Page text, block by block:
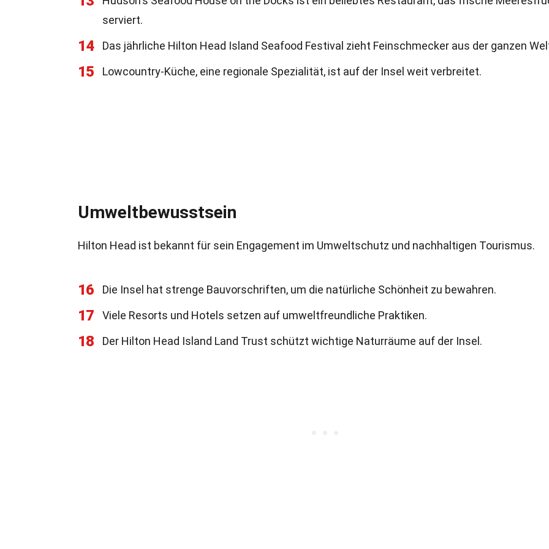
serviert.
14 Das jährliche Hilton Head Island Seafood Festival zieht Feinschmecker aus der ganzen
15 Lowcountry-Küche, eine regionale Spezialität, ist auf der Insel weit verbreitet.
Umweltbewusstsein
Hilton Head ist bekannt für sein Engagement im Umweltschutz und nachhaltigen Tourismus.
16 Die Insel hat strenge Bauvorschriften, um die natürliche Schönheit zu bewahren.
17 Viele Resorts und Hotels setzen auf umweltfreundliche Praktiken.
18 Der Hilton Head Island Land Trust schützt wichtige Naturräume auf der Insel.